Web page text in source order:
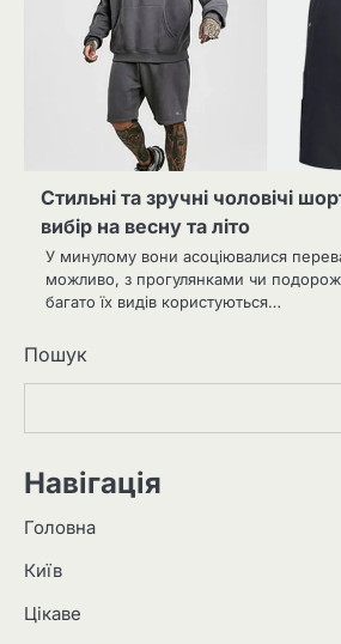
Стильні та зручні чоловічі
вибір на весну та літо
У минулому вони асоціювалися
можливо, з прогулянками чи
багато їх видів користуються…
Пошук
Навігація
Головна
Київ
Цікаве